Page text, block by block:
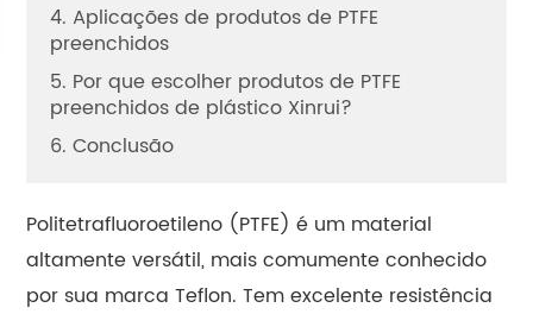
4. Aplicações de produtos de PTFE
preenchidos
5. Por que escolher produtos de PTFE
preenchidos de plástico Xinrui?
6. Conclusão
Politetrafluoroetileno (PTFE) é um material
altamente versátil, mais comumente conhecido
por sua marca Teflon. Tem excelente resistência